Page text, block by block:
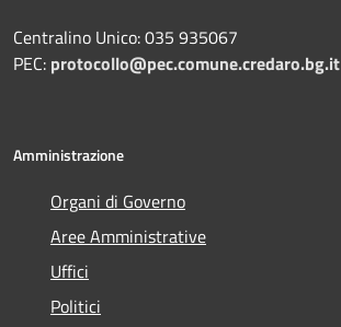
Centralino Unico: 035 935067
PEC: protocollo@pec.comune.credaro.bg.it
Amministrazione
Organi di Governo
Aree Amministrative
Uffici
Politici